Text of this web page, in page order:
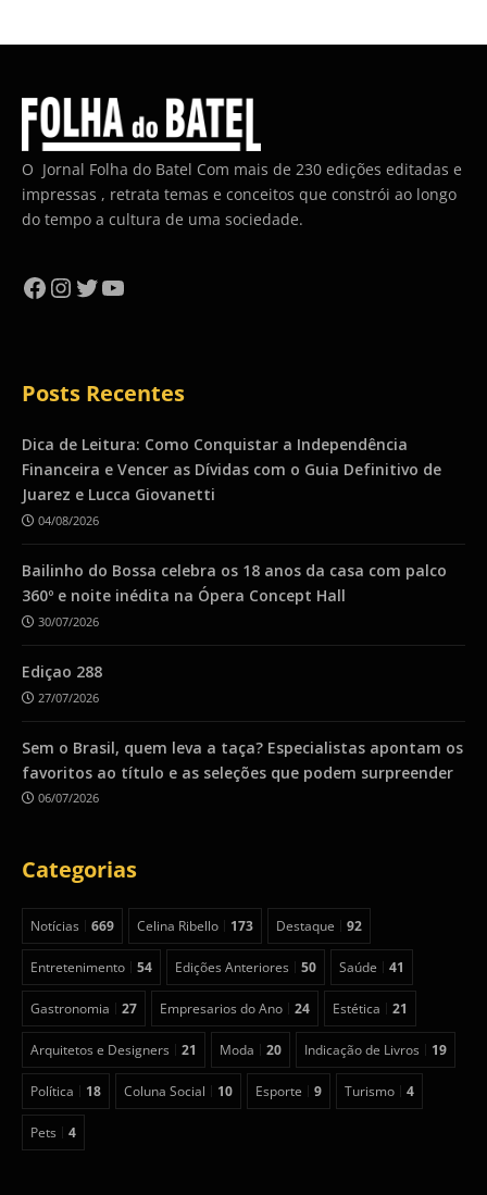
O Jornal Folha do Batel Com mais de 230 edições editadas e
impressas , retrata temas e conceitos que constrói ao longo
do tempo a cultura de uma sociedade.
Facebook
Instagram
Twitter
YouTube
Posts Recentes
Dica de Leitura: Como Conquistar a Independência
Financeira e Vencer as Dívidas com o Guia Definitivo de
Juarez e Lucca Giovanetti
04/08/2026
Bailinho do Bossa celebra os 18 anos da casa com palco
360º e noite inédita na Ópera Concept Hall
30/07/2026
Ediçao 288
27/07/2026
Sem o Brasil, quem leva a taça? Especialistas apontam os
favoritos ao título e as seleções que podem surpreender
06/07/2026
Categorias
Notícias 669 Celina Ribello 173 Destaque 92
Entretenimento 54 Edições Anteriores 50 Saúde 41
Gastronomia 27 Empresarios do Ano 24 Estética 21
Arquitetos e Designers 21 Moda 20 Indicação de Livros 19
Política 18 Coluna Social 10 Esporte 9 Turismo 4
Pets 4